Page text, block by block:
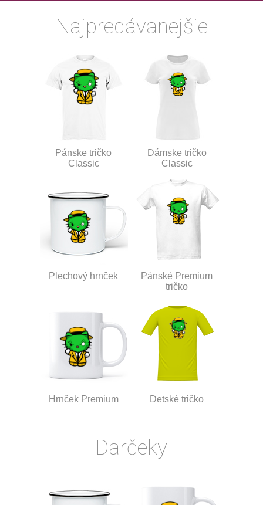
Najpredávanejšie
Pánske tričko
Classic
Dámske tričko
Classic
Plechový hrnček
Pánské Premium
tričko
Hrnček Premium Detské tričko
Darčeky